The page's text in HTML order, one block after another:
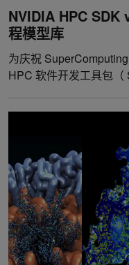
NVIDIA HPC SDK
程模型库
为庆祝
HPC 软件开发工具包（